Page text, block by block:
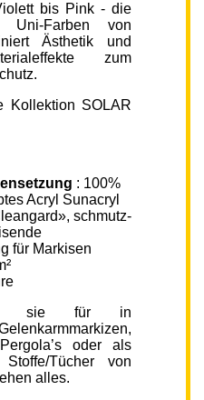
bis Pink - die
Farben von
Ästhetik und
zum
Kollektion SOLAR
: 100%
Acryl Sunacryl
schmutz-
für Markisen
sie für in
oder als
Tücher von
alles.